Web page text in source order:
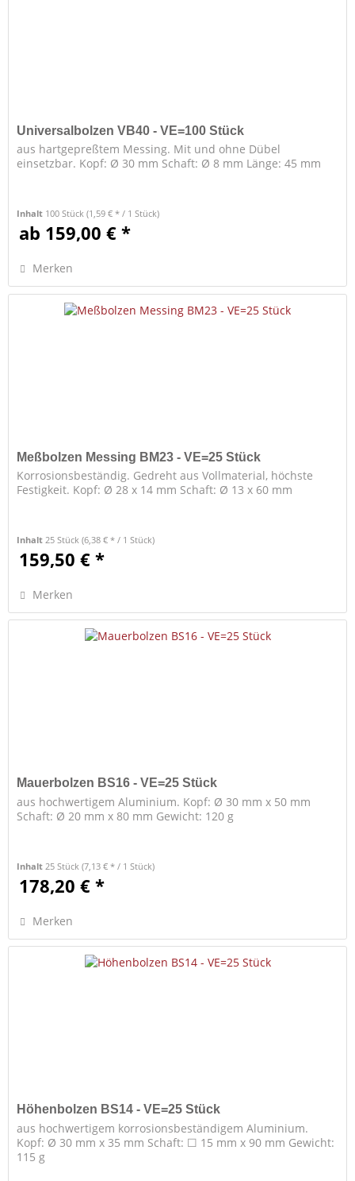
Universalbolzen VB40 - VE=100 Stück
aus hartgepreßtem Messing. Mit und ohne Dübel
einsetzbar. Kopf: Ø 30 mm Schaft: Ø 8 mm Länge: 45 mm
Inhalt 100 Stück(1,59 € * / 1 Stück)
ab 159,00 € *
Merken
Meßbolzen Messing BM23 - VE=25 Stück
Korrosionsbeständig. Gedreht aus Vollmaterial, höchste
Festigkeit. Kopf: Ø 28 x 14 mm Schaft: Ø 13 x 60 mm
Inhalt 25 Stück(6,38 € * / 1 Stück)
159,50 € *
Merken
Mauerbolzen BS16 - VE=25 Stück
aus hochwertigem Aluminium. Kopf: Ø 30 mm x 50 mm
Schaft: Ø 20 mm x 80 mm Gewicht: 120 g
Inhalt 25 Stück(7,13 € * / 1 Stück)
178,20 € *
Merken
Höhenbolzen BS14 - VE=25 Stück
aus hochwertigem korrosionsbeständigem Aluminium.
Kopf: Ø 30 mm x 35 mm Schaft: ☐ 15 mm x 90 mm Gewicht:
115 g